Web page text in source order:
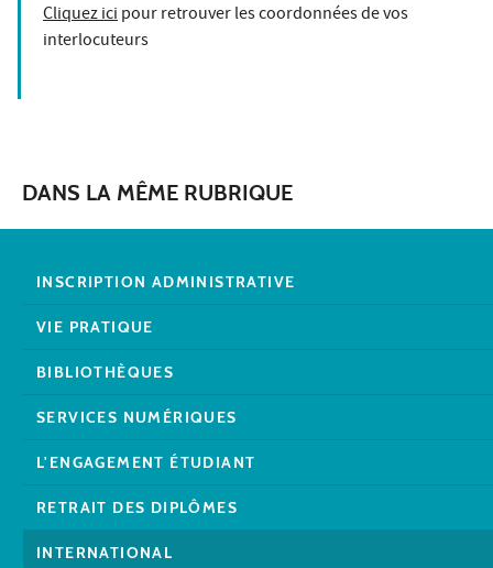
Cliquez icipour retrouver les coordonnées de vos
interlocuteurs
DANS LA MÊME RUBRIQUE
INSCRIPTION ADMINISTRATIVE
VIE PRATIQUE
BIBLIOTHÈQUES
SERVICES NUMÉRIQUES
L'ENGAGEMENT ÉTUDIANT
RETRAIT DES DIPLÔMES
INTERNATIONAL